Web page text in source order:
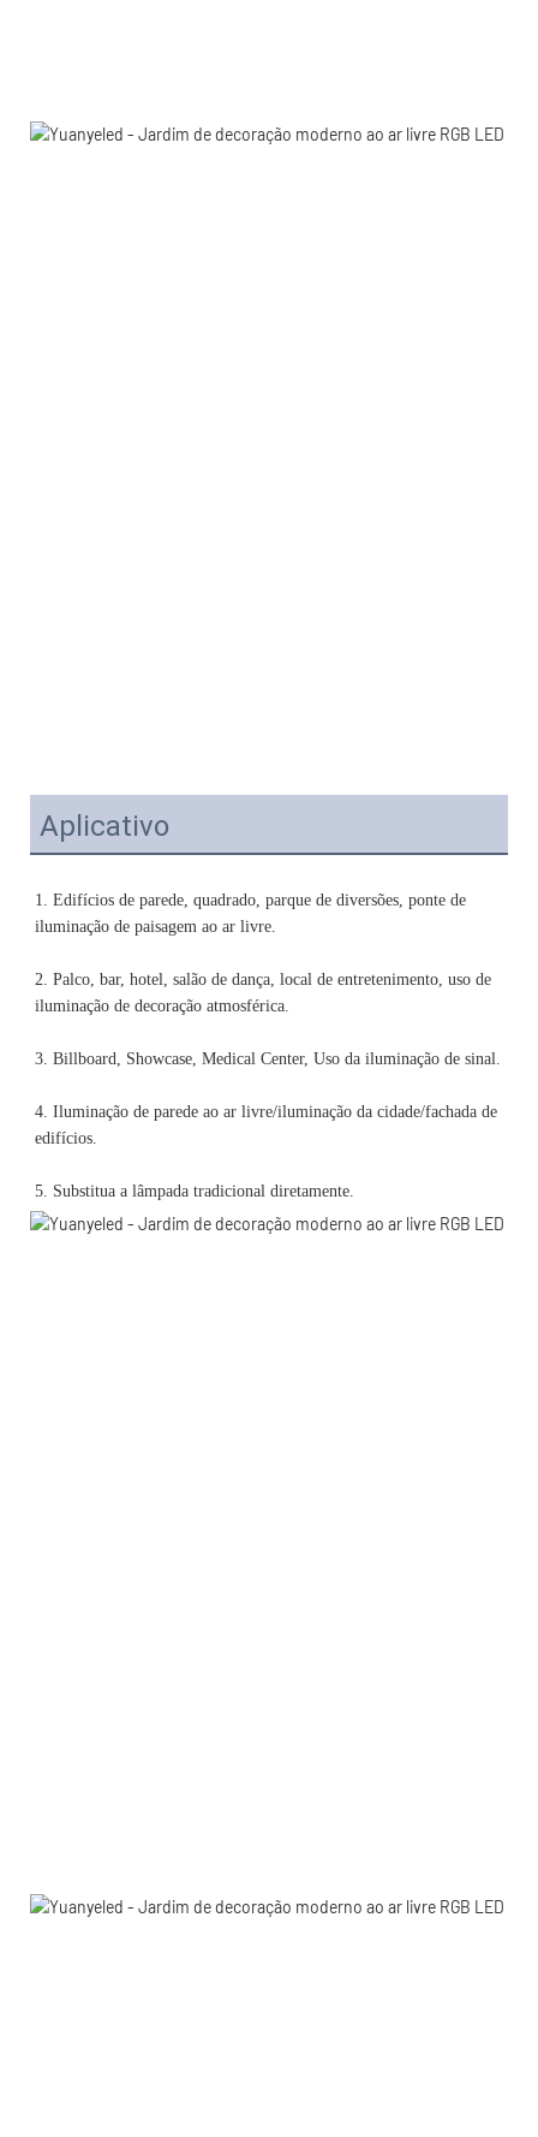
Aplicativo
1. Edifícios de parede, quadrado, parque de diversões, ponte de
2. Palco, bar, hotel, salão de dança, local de entretenimento, uso de
4. Iluminação de parede ao ar livre/iluminação da cidade/fachada de